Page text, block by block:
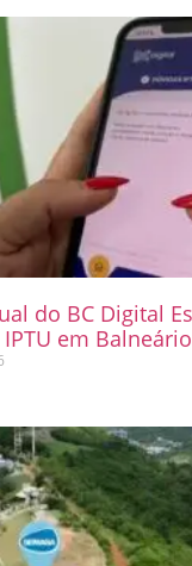
do BC Digital
em